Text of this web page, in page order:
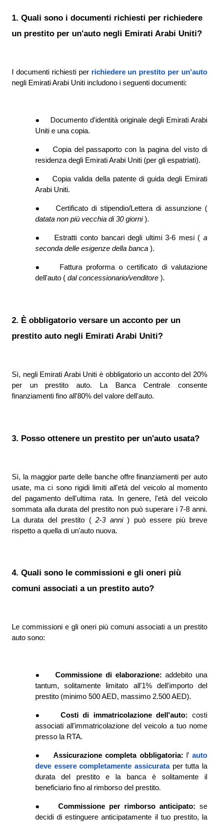
1. Quali sono i documenti richiesti per richiedere
un prestito per un'auto negli Emirati Arabi Uniti?
I documenti richiesti per richiedere un prestito per un'auto
negli Emirati Arabi Uniti includono i seguenti documenti:
●
Documento d'identità originale degli Emirati Arabi
Uniti e una copia.
●
Copia del passaporto con la pagina del visto di
residenza degli Emirati Arabi Uniti (per gli espatriati).
●
Copia valida della patente di guida degli Emirati
Arabi Uniti.
●
datata non più vecchia di 30 giorni ).
● Estratti conto bancari degli ultimi 3-6 mesi ( a
seconda delle esigenze della banca ).
●
Fattura proforma o certificato di valutazione
dell'auto ( dal concessionario/venditore ).
2. È obbligatorio versare un acconto per un
prestito auto negli Emirati Arabi Uniti?
Sì, negli Emirati Arabi Uniti è obbligatorio un acconto del 20%
per un prestito auto. La Banca Centrale consente
finanziamenti fino all'80% del valore dell'auto.
3. Posso ottenere un prestito per un'auto usata?
Sì, la maggior parte delle banche offre finanziamenti per auto
usate, ma ci sono rigidi limiti all'età del veicolo al momento
del pagamento dell'ultima rata. In genere, l'età del veicolo
sommata alla durata del prestito non può superare i 7-8 anni.
La durata del prestito ( 2-3 anni ) può essere più breve
rispetto a quella di un'auto nuova.
4. Quali sono le commissioni e gli oneri più
comuni associati a un prestito auto?
Le commissioni e gli oneri più comuni associati a un prestito
auto sono:
● Commissione di elaborazione: addebito una
tantum, solitamente limitato all'1% dell'importo del
prestito (minimo 500 AED, massimo 2.500 AED).
● Costi di immatricolazione dell'auto: costi
associati all'immatricolazione del veicolo a tuo nome
presso la RTA.
● Assicurazione completa obbligatoria: l' auto
deve essere completamente assicurata per tutta la
durata del prestito e la banca è solitamente il
beneficiario fino al rimborso del prestito.
● Commissione per rimborso anticipato: se
decidi di estinguere anticipatamente il tuo prestito, la